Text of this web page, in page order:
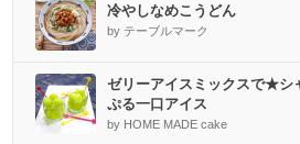
冷やしなめこうどん
by テーブルマーク
ゼリーアイスミックスで★シ
ぷる一口アイス
by HOME MADE cake